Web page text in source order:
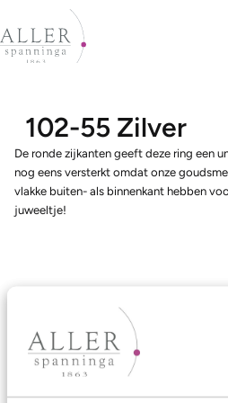
102-55 Zilver
De ronde zijkanten geeft deze ring een
nog eens versterkt omdat onze
vlakke buiten- als binnenkant hebben
juweeltje!
Ons aanbod